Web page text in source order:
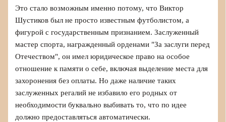
Это стало возможным именно потому, что Виктор
Шустиков был не просто известным футболистом, а
фигурой с государственным признанием. Заслуженный
мастер спорта, награжденный орденами "За заслуги перед
Отечеством", он имел юридическое право на особое
отношение к памяти о себе, включая выделение места для
захоронения без оплаты. Но даже наличие таких
заслуженных регалий не избавило его родных от
необходимости буквально выбивать то, что по идее
должно предоставляться автоматически.